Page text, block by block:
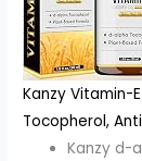
Kanzy Vitamin-
Tocopherol,
Kanzy d-